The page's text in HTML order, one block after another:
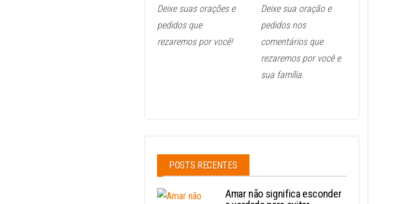
Deixe suas orações e
pedidos que
rezaremos por você!
Deixe sua oração e
pedidos nos
comentários que
rezaremos por você e
sua família.
POSTS RECENTES
Amar não significa esconder